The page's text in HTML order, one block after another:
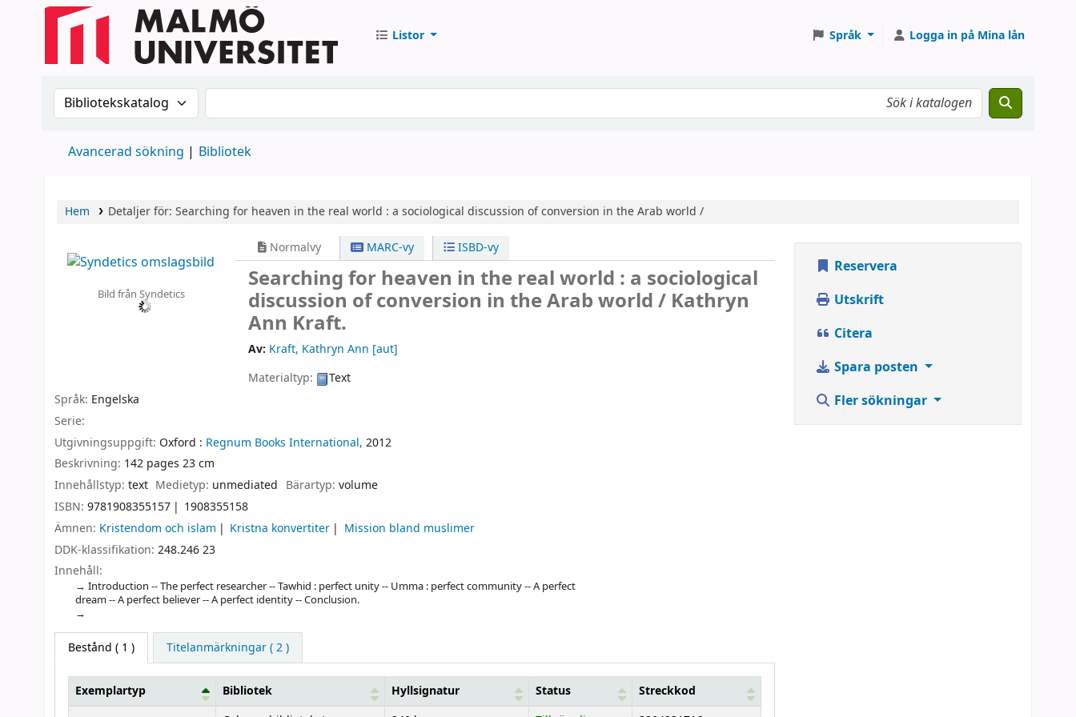
Listor Språk Logga in på Mina lån
Sök i katalogen efter:Sök i katalogen
Avancerad sökning Bibliotek
Hem Detaljer för: Searching for heaven in the real world : a sociological discussion of conversion in the Arab world /
Bild från Syndetics
Normalvy MARC-vy ISBD-vy
Searching for heaven in the real world : a sociological
discussion of conversion in the Arab world / Kathryn
Ann Kraft.
Av: Kraft, Kathryn Ann [aut]
Materialtyp:
Text
Språk: Engelska
Serie:
Utgivningsuppgift: Oxford : Regnum Books International, 2012
Beskrivning: 142 pages 23 cm
Innehållstyp: text Medietyp: unmediated Bärartyp: volume
ISBN: 9781908355157
1908355158
Ämnen: Kristendom och islam Kristna konvertiter
Mission bland muslimer
DDK-klassifikation: 248.246 23
Innehåll:
Introduction -- The perfect researcher -- Tawhid : perfect unity -- Umma : perfect community -- A perfect
dream -- A perfect believer -- A perfect identity -- Conclusion.
Bestånd ( 1 ) Titelanmärkningar ( 2 )
Exemplartyp Bibliotek Hyllsignatur Status
Streckkod
Reservera
Utskrift
Citera
Spara posten
Fler sökningar